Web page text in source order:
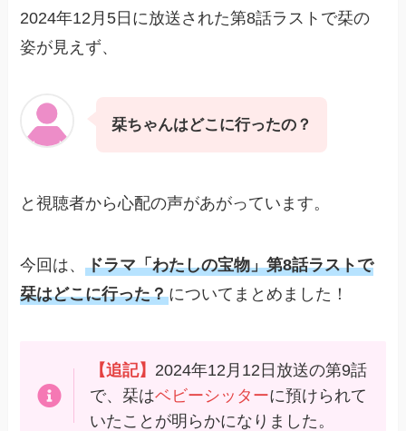
2024年12月5日に放送された第8話ラストで栞の
姿が見えず、
栞ちゃんはどこに行ったの？
と視聴者から心配の声があがっています。
今回は、ドラマ「わたしの宝物」第8話ラストで
栞はどこに行った？についてまとめました！
【追記】 2024年12月12日放送の第9話
で、栞はベビーシッターに預けられて
いたことが明らかになりました。